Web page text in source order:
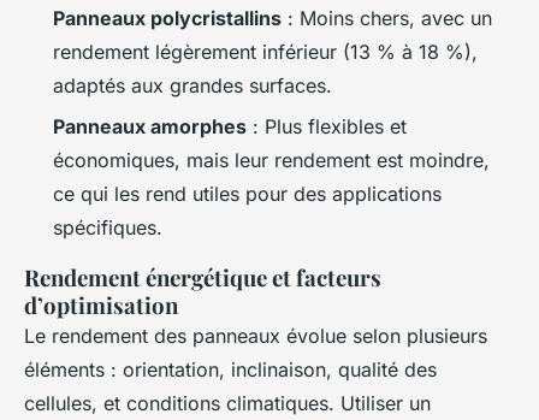
Panneaux polycristallins : Moins chers, avec un
rendement légèrement inférieur (13 % à 18 %),
adaptés aux grandes surfaces.
Panneaux amorphes : Plus flexibles et
économiques, mais leur rendement est moindre,
ce qui les rend utiles pour des applications
spécifiques.
Rendement énergétique et facteurs
d’optimisation
Le rendement des panneaux évolue selon plusieurs
éléments : orientation, inclinaison, qualité des
cellules, et conditions climatiques. Utiliser un